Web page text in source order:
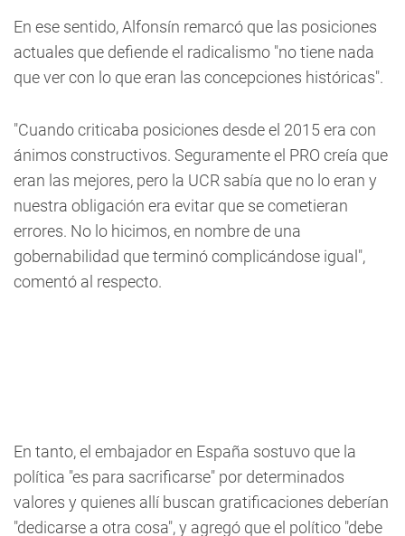
En ese sentido, Alfonsín remarcó que las posiciones
actuales que defiende el radicalismo "no tiene nada
que ver con lo que eran las concepciones históricas".
"Cuando criticaba posiciones desde el 2015 era con
ánimos constructivos. Seguramente el PRO creía que
eran las mejores, pero la UCR sabía que no lo eran y
nuestra obligación era evitar que se cometieran
errores. No lo hicimos, en nombre de una
gobernabilidad que terminó complicándose igual",
comentó al respecto.
En tanto, el embajador en España sostuvo que la
política "es para sacrificarse" por determinados
valores y quienes allí buscan gratificaciones deberían
"dedicarse a otra cosa", y agregó que el político "debe